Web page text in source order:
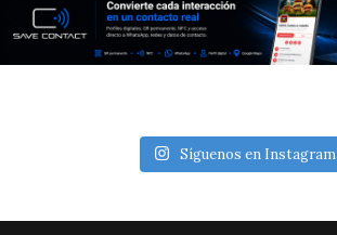
Síguenos en Instagram